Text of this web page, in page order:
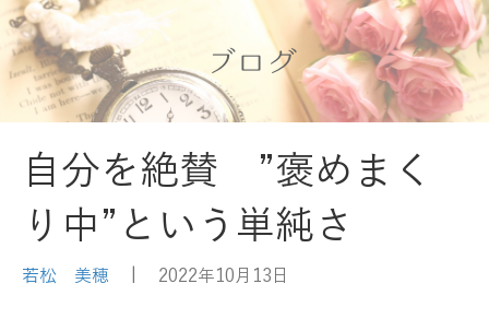
ブログ
自分を絶賛 ”褒めまく
り中”という単純さ
若松 美穂 2022年10月13日